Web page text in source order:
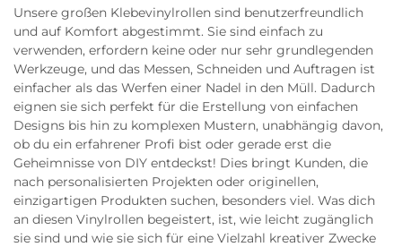
Unsere großen Klebevinylrollen sind benutzerfreundlich
und auf Komfort abgestimmt. Sie sind einfach zu
verwenden, erfordern keine oder nur sehr grundlegenden
Werkzeuge, und das Messen, Schneiden und Auftragen ist
einfacher als das Werfen einer Nadel in den Müll. Dadurch
eignen sie sich perfekt für die Erstellung von einfachen
Designs bis hin zu komplexen Mustern, unabhängig davon,
ob du ein erfahrener Profi bist oder gerade erst die
Geheimnisse von DIY entdeckst! Dies bringt Kunden, die
nach personalisierten Projekten oder originellen,
einzigartigen Produkten suchen, besonders viel. Was dich
an diesen Vinylrollen begeistert, ist, wie leicht zugänglich
sie sind und wie sie sich für eine Vielzahl kreativer Zwecke